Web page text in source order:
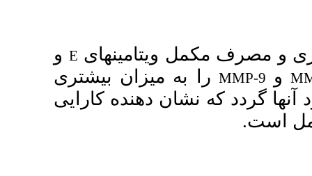
Eو
بیشتری
کارایی